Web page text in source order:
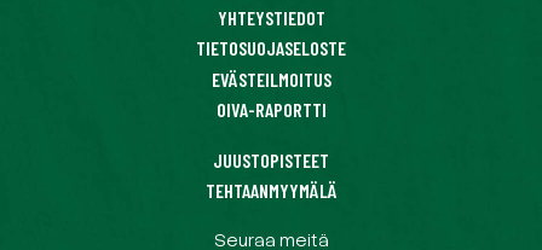
YHTEYSTIEDOT
TIETOSUOJASELOSTE
EVÄSTEILMOITUS
OIVA-RAPORTTI
JUUSTOPISTEET
TEHTAANMYYMÄLÄ
Seuraa meitä